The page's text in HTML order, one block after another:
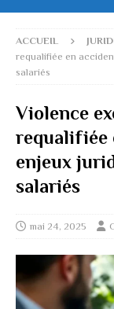
ACCUEIL
requalifiée en
salariés
Violence
requalifiée
enjeux
salariés
mai 24, 2025